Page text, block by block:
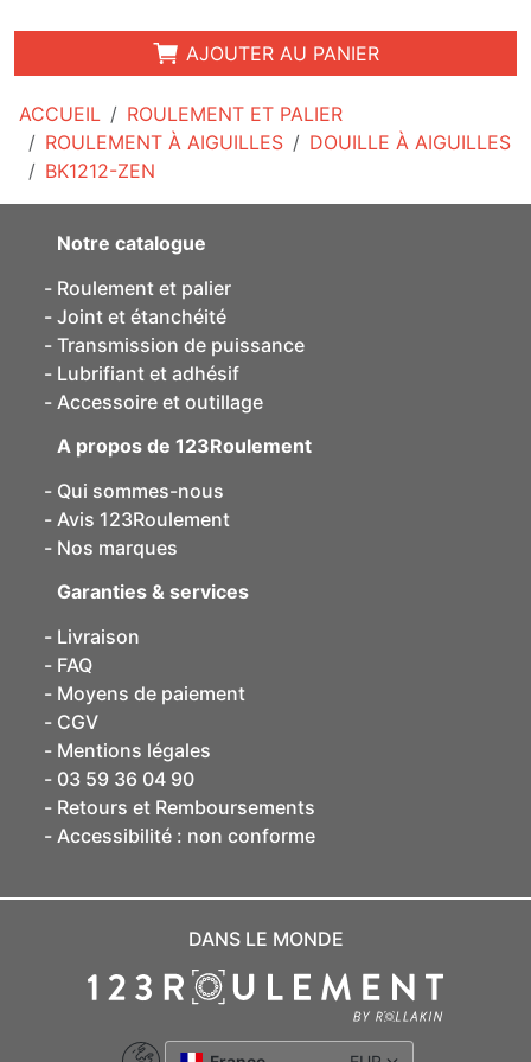
ACCUEIL
ROULEMENT ET PALIER
ROULEMENT À AIGUILLES
DOUILLE À AIGUILLES
BK1212-ZEN
AJOUTER AU PANIER
Notre catalogue
Roulement et palier
Joint et étanchéité
Transmission de puissance
Lubrifiant et adhésif
Accessoire et outillage
A propos de 123Roulement
Qui sommes-nous
Avis 123Roulement
Nos marques
Garanties & services
Livraison
FAQ
Moyens de paiement
CGV
Mentions légales
03 59 36 04 90
Retours et Remboursements
Accessibilité : non conforme
DANS LE MONDE